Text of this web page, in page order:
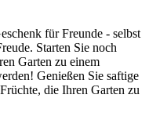
für Freunde - selbst
Starten Sie noch
Garten zu einem
Genießen Sie saftige
die Ihren Garten zu